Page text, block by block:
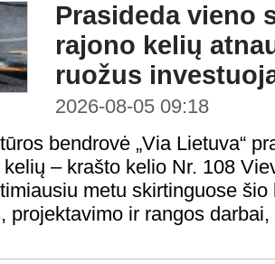
Prasideda vieno
rajono kelių
ruožus
2026-08-05 09:18
bendrovė „Via Lietuva“
– krašto kelio Nr. 108
metu skirtinguose
projektavimo ir rangos